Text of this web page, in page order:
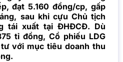
đạt 5.160 đồng/cp, gấp
sau khi cựu Chủ tịch
tái xuất tại ĐHĐCĐ. Dù
tỉ đồng, Cổ phiếu LDG
với mục tiêu doanh thu